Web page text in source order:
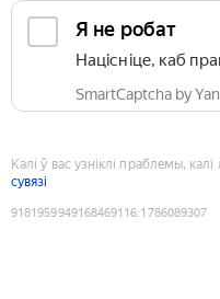
Я не робат
Націсніце, каб
SmartCaptcha by
Калі ў вас узніклі праблемы,
сувязі
9181959949168469116:1786089307